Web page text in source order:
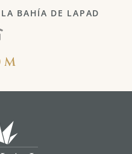
BAHÍA DE LAPAD
M